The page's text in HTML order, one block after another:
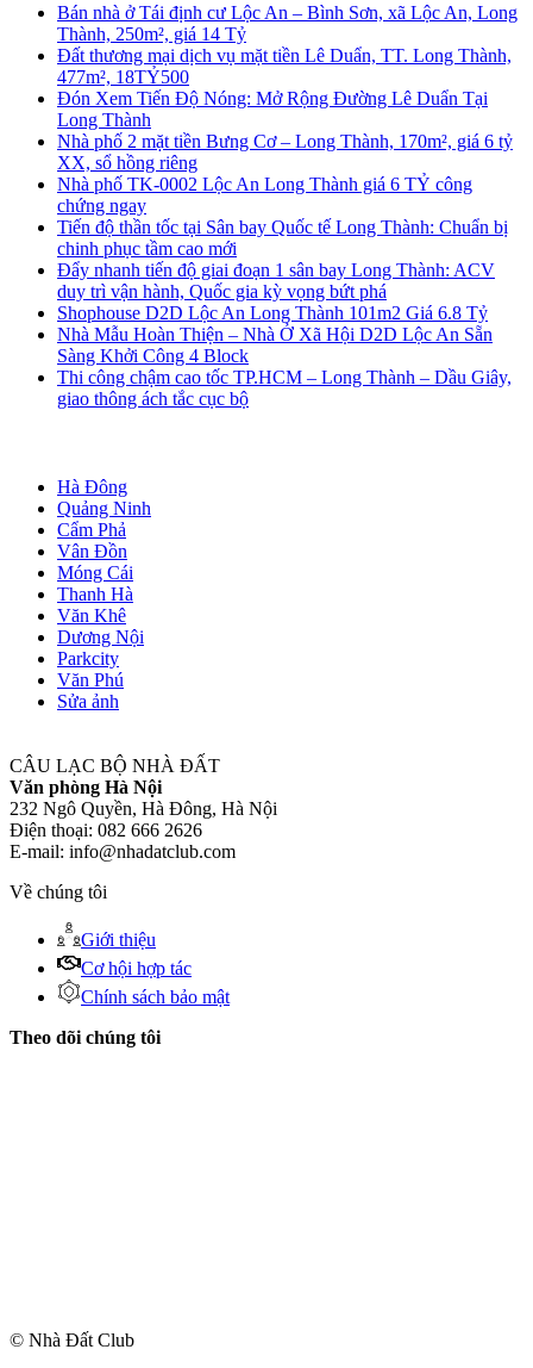
Bán nhà ở Tái định cư Lộc An – Bình Sơn, xã Lộc An, Long
Thành, 250m², giá 14 Tỷ
Đất thương mại dịch vụ mặt tiền Lê Duẩn, TT. Long Thành,
477m², 18TỶ500
Đón Xem Tiến Độ Nóng: Mở Rộng Đường Lê Duẩn Tại
Long Thành
Nhà phố 2 mặt tiền Bưng Cơ – Long Thành, 170m², giá 6 tỷ
XX, sổ hồng riêng
Nhà phố TK-0002 Lộc An Long Thành giá 6 TỶ công
chứng ngay
Tiến độ thần tốc tại Sân bay Quốc tế Long Thành: Chuẩn bị
chinh phục tầm cao mới
Đẩy nhanh tiến độ giai đoạn 1 sân bay Long Thành: ACV
duy trì vận hành, Quốc gia kỳ vọng bứt phá
Shophouse D2D Lộc An Long Thành 101m2 Giá 6.8 Tỷ
Nhà Mẫu Hoàn Thiện – Nhà Ở Xã Hội D2D Lộc An Sẵn
Sàng Khởi Công 4 Block
Thi công chậm cao tốc TP.HCM – Long Thành – Dầu Giây,
giao thông ách tắc cục bộ
Hà Đông
Quảng Ninh
Cẩm Phả
Vân Đồn
Móng Cái
Thanh Hà
Văn Khê
Dương Nội
Parkcity
Văn Phú
Sửa ảnh
CÂU LẠC BỘ NHÀ ĐẤT
Văn phòng Hà Nội
232 Ngô Quyền, Hà Đông, Hà Nội
Điện thoại: 082 666 2626
E-mail: info@nhadatclub.com
Về chúng tôi
Giới thiệu
Cơ hội hợp tác
Chính sách bảo mật
Theo dõi chúng tôi
© Nhà Đất Club